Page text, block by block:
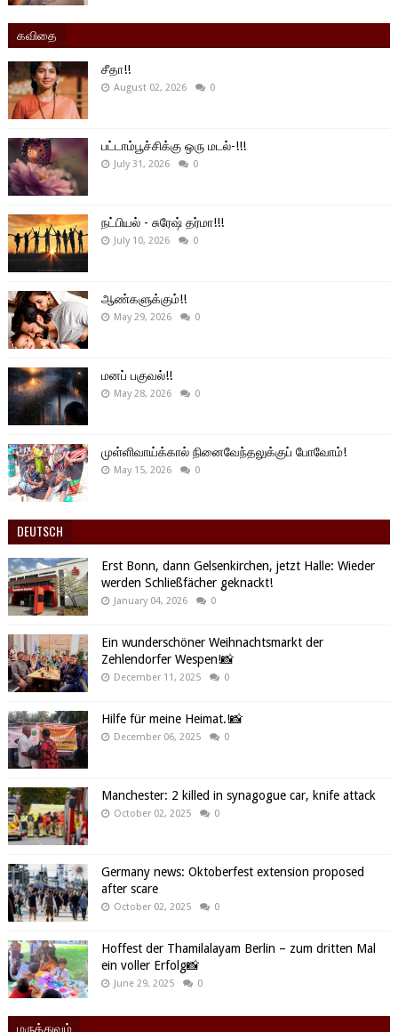
கவிதை
சீதா!!
August 02, 2026 0
பட்டாம்பூச்சிக்கு ஒரு மடல்-!!!
July 31, 2026 0
நட்பியல் - சுரேஷ் தர்மா!!!
July 10, 2026 0
ஆண்களுக்கும்!!
May 29, 2026 0
மனப் பகுவல்!!
May 28, 2026 0
முள்ளிவாய்க்கால் நினைவேந்தலுக்குப் போவோம்!
May 15, 2026 0
DEUTSCH
Erst Bonn, dann Gelsenkirchen, jetzt Halle: Wieder
werden Schließfächer geknackt!
January 04, 2026 0
Ein wunderschöner Weihnachtsmarkt der
Zehlendorfer Wespen!📸
December 11, 2025 0
Hilfe für meine Heimat.!📸
December 06, 2025 0
Manchester: 2 killed in synagogue car, knife attack
October 02, 2025 0
Germany news: Oktoberfest extension proposed
after scare
October 02, 2025 0
Hoffest der Thamilalayam Berlin – zum dritten Mal
ein voller Erfolg📸
June 29, 2025 0
மருத்துவம்